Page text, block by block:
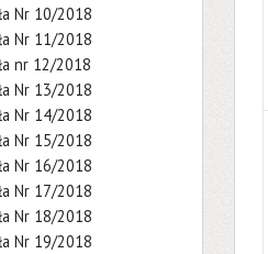
Nr 10/2018
Nr 11/2018
nr 12/2018
Nr 13/2018
Nr 14/2018
Nr 15/2018
Nr 16/2018
Nr 17/2018
Nr 18/2018
Nr 19/2018